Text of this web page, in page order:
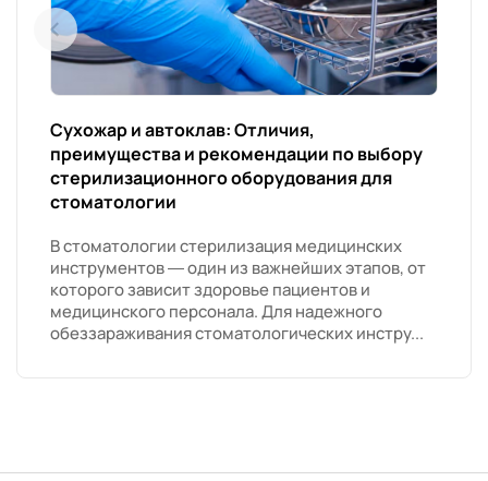
Сухожар и автоклав: Отличия,
преимущества и рекомендации по выбору
стерилизационного оборудования для
стоматологии
В стоматологии стерилизация медицинских
инструментов — один из важнейших этапов, от
которого зависит здоровье пациентов и
медицинского персонала. Для надежного
обеззараживания стоматологических инстру...